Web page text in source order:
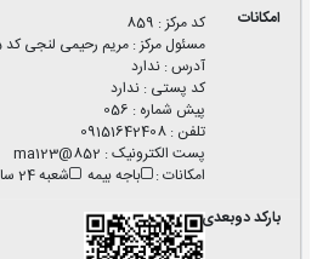
کد مرکز:
859
مسئول مرکز:مریم رحیمی لنجی کد 287075
آدرس:ندارد
کد پستی :ندارد
پیش شماره :
056
تلفن :
09151642408
پست الکترونیک:
852@ma123
امکانات: باجه بیمه شعبه 24 ساعته